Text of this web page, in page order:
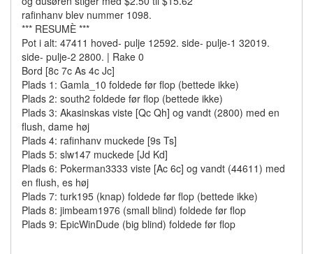
rafinhanv blev nummer 1098.
*** RESUMÈ ***
Pot i alt: 47411 hoved- pulje 12592. side- pulje-1 32019.
side- pulje-2 2800. | Rake 0
Bord [8c 7c As 4c Jc]
Plads 1: Gamla_10 foldede før flop (bettede ikke)
Plads 2: south2 foldede før flop (bettede ikke)
Plads 3: Akasinskas viste [Qc Qh] og vandt (2800) med en
flush, dame høj
Plads 4: rafinhanv muckede [9s Ts]
Plads 5: slw147 muckede [Jd Kd]
Plads 6: Pokerman3333 viste [Ac 6c] og vandt (44611) med
en flush, es høj
Plads 7: turk195 (knap) foldede før flop (bettede ikke)
Plads 8: jimbeam1976 (small blind) foldede før flop
Plads 9: EpicWinDude (big blind) foldede før flop